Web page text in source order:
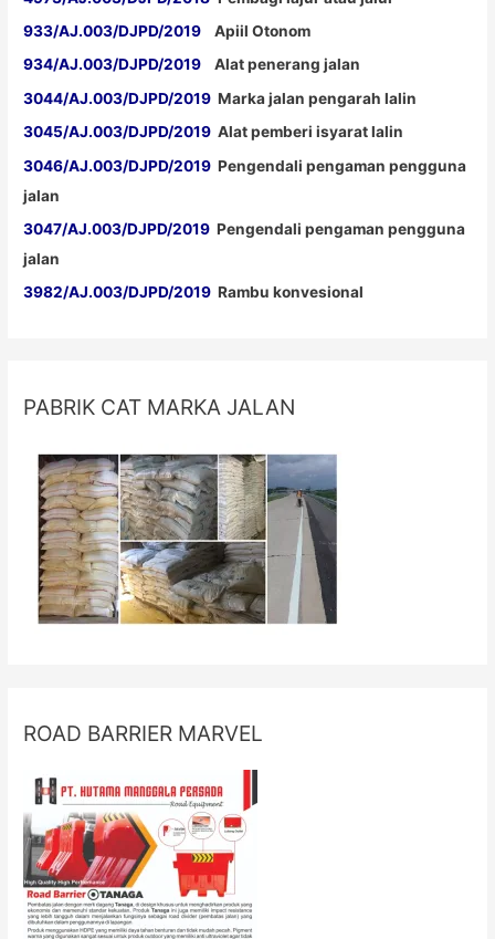
933/AJ.003/DJPD/2019 Apiil Otonom
934/AJ.003/DJPD/2019 Alat penerang jalan
3044/AJ.003/DJPD/2019 Marka jalan pengarah lalin
3045/AJ.003/DJPD/2019 Alat pemberi isyarat lalin
3046/AJ.003/DJPD/2019 Pengendali pengaman pengguna
jalan
3047/AJ.003/DJPD/2019 Pengendali pengaman pengguna
jalan
3982/AJ.003/DJPD/2019 Rambu konvesional
PABRIK CAT MARKA JALAN
ROAD BARRIER MARVEL